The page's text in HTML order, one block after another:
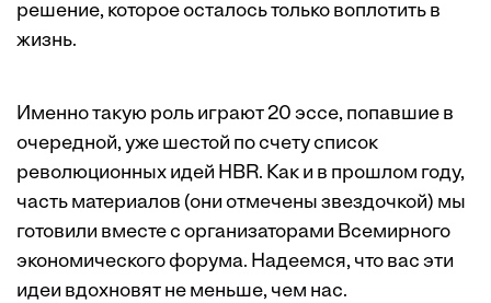
решение, которое осталось только воплотить в
жизнь.
Именно такую роль играют 20 эссе, попавшие в
очередной, уже шестой по счету список
революционных идей HBR. Как и в прошлом году,
часть материалов (они отмечены звездочкой) мы
готовили вместе с организаторами Всемирного
экономического форума. Надеемся, что вас эти
идеи вдохновят не меньше, чем нас.